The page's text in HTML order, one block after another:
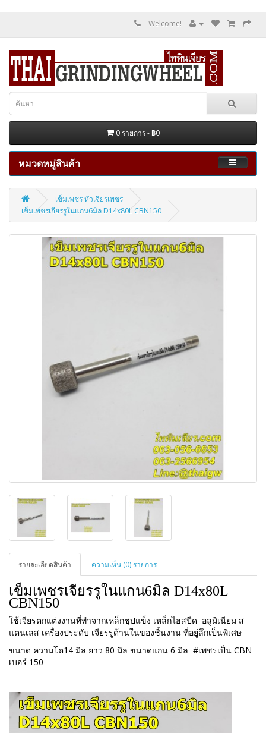
Welcome!
0 รายการ - ฿0
หมวดหมู่สินค้า
เข็มเพชร หัวเจียรเพชร
เข็มเพชรเจียรรูในแกน6มิล D14x80L CBN150
รายละเอียดสินค้า ความเห็น (0) รายการ
เข็มเพชรเจียรรูในแกน6มิล D14x80L
CBN150
ใช้เจียรตกแต่งงานที่ทำจากเหล็กชุปแข็ง เหล็กไฮสปีด อลูมิเนียม ส
แตนเลส เครื่องประดับ เจียรรูด้านในของชิ้นงาน ที่อยู่ลึกเป็นพิเศษ
ขนาด ความโต14 มิล ยาว 80 มิล ขนาดแกน 6 มิล #เพชรเป็น CBN
เบอร์ 150